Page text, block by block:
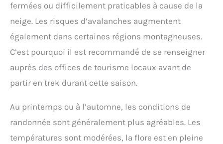
fermées ou difficilement praticables à cause de la
neige. Les risques d’avalanches augmentent
également dans certaines régions montagneuses.
C’est pourquoi il est recommandé de se renseigner
auprès des offices de tourisme locaux avant de
partir en trek durant cette saison.
Au printemps ou à l’automne, les conditions de
randonnée sont généralement plus agréables. Les
températures sont modérées, la flore est en pleine